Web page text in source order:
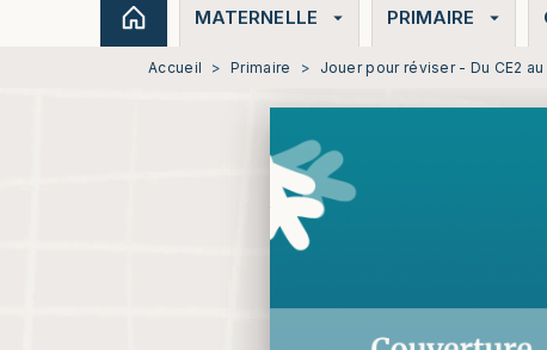
MATERNELLE arrow_drop_down PRIMAIRE arrow_drop_down
Accueil > Primaire > Jouer pour réviser - Du CE2